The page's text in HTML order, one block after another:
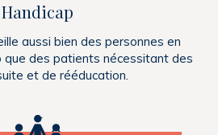
Handicap
aussi bien des personnes en
que des patients nécessitant des
et de rééducation.